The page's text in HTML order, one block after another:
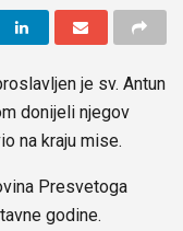
je sv. Antun
donijeli njegov
na kraju mise.
Presvetoga
godine.